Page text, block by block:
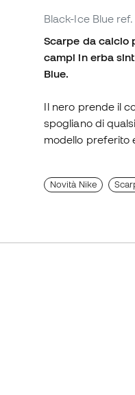
Black-Ice Blue ref.
Scarpe da calcio
campi in erba
Blue.
Il nero prende il
spogliano di
modello preferito
Novità Nike